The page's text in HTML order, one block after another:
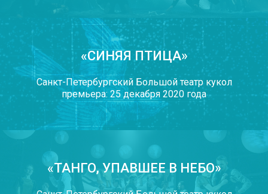
У НАС
ДЛЯ
И
«СИНЯЯ ПТИЦА»
Санкт-Петербургский Большой театр кукол
премьера: 25 декабря 2020 года
«ТАНГО, УПАВШЕЕ В НЕБО»